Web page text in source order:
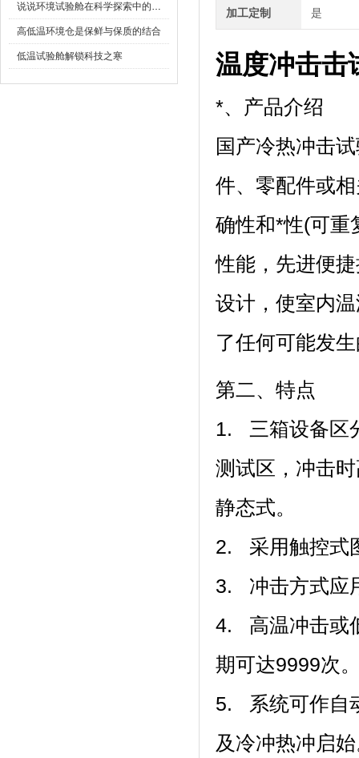
说说环境试验舱在科学探索中的作用
高低温环境仓是保鲜与保质的结合
低温试验舱解锁科技之寒
加工定制 是
温度冲击击
*、产品介绍
国产冷热冲击
件、零配件
确性和*性(可重
性能，先进便
设计，使室内
了任何可能发生
第二、特点
1. 三箱设备区分为
测试区，冲
静态式。
2. 采用触控式图
3. 冲击方式应用
4. 高温冲击或
期可达9999次
5. 系统可作自
及冷冲热冲启始